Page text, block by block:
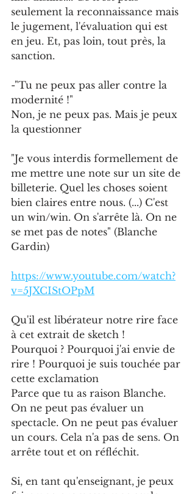
seulement la reconnaissance mais
le jugement, l'évaluation qui est
en jeu. Et, pas loin, tout près, la
sanction.
-"Tu ne peux pas aller contre la
modernité !"
Non, je ne peux pas. Mais je peux
la questionner
"Je vous interdis formellement de
me mettre une note sur un site de
billeterie. Quel les choses soient
bien claires entre nous. (...) C'est
un win/win. On s'arrête là. On ne
se met pas de notes" (Blanche
Gardin)
https://www.youtube.com/watch?
v=5JXCIStOPpM
Qu'il est libérateur notre rire face
à cet extrait de sketch !
Pourquoi ? Pourquoi j'ai envie de
rire ! Pourquoi je suis touchée par
cette exclamation
Parce que tu as raison Blanche.
On ne peut pas évaluer un
spectacle. On ne peut pas évaluer
un cours. Cela n'a pas de sens. On
arrête tout et on réfléchit.
Si, en tant qu'enseignant, je peux